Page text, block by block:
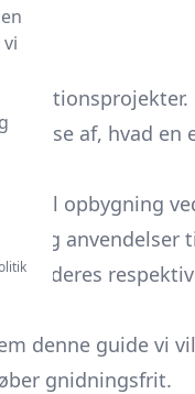
af, hvad en
opbygning
og anvendelser
deres
denne guide vi
gnidningsfrit.